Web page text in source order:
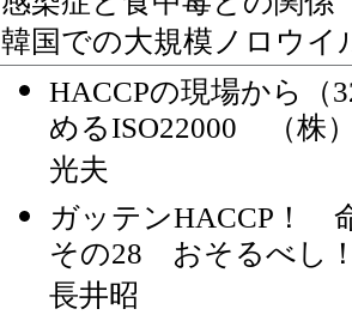
韓国での大規模ノロウ
HACCPの現場から（
めるISO22000 （株
光夫
ガッテンHACCP！
その28 おそるべ
長井昭